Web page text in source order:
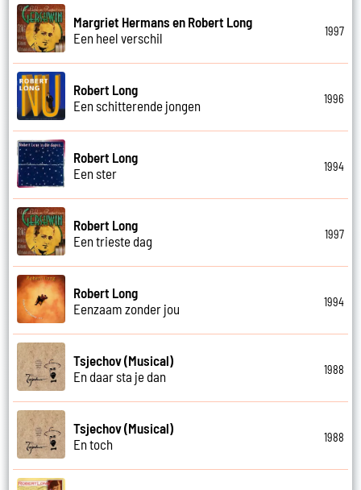
Margriet Hermans en Robert Long
Een heel verschil
1997
Robert Long
Een schitterende jongen
1996
Robert Long
Een ster
1994
Robert Long
Een trieste dag
1997
Robert Long
Eenzaam zonder jou
1994
Tsjechov (Musical)
En daar sta je dan
1988
Tsjechov (Musical)
En toch
1988